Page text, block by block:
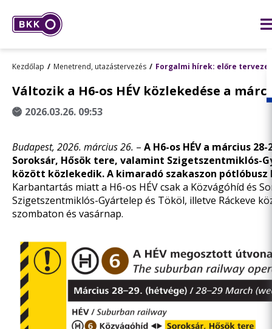
Kezdőlap Menetrend, utazástervezés Forgalmi hírek: előre
Változik a H6-os HÉV közlekedése a
2026.03.26. 09:53
Budapest, 2026. március 26. – A H6-os HÉV a március
Soroksár, Hősök tere, valamint Szigetszentmiklós-
között közlekedik. A kimaradó szakaszon pótlóbusz
Karbantartás miatt a H6-os HÉV csak a Közvágóhíd és
Szigetszentmiklós-Gyártelep és Tököl, illetve Ráckeve
szombaton és vasárnap.